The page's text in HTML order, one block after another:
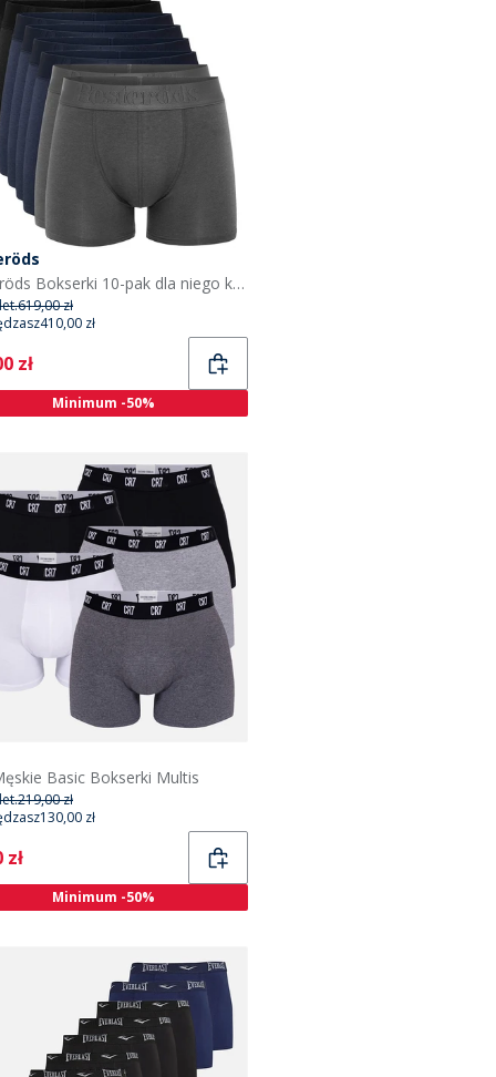
Resteröds Bokserki 10-pak dla niego kolor niejednolity
619,00 zł
410,00 zł
zł
Minimum -50%
Basic Bokserki Multis
219,00 zł
130,00 zł
zł
Minimum -50%